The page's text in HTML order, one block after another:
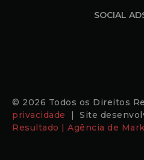
SOCIAL
© 2026 Todos os Direitos
privacidade
| Site
Resultado | Agência de